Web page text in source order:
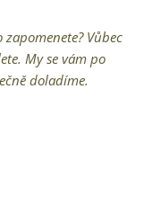
Vůbec
My se vám po
doladíme.